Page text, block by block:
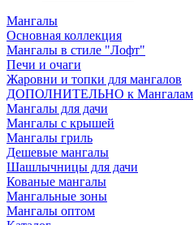
Мангалы
Основная коллекция
Мангалы в стиле "Лофт"
Печи и очаги
Жаровни и топки для мангалов
ДОПОЛНИТЕЛЬНО к Мангалам
Мангалы для дачи
Мангалы с крышей
Мангалы гриль
Дешевые мангалы
Шашлычницы для дачи
Кованые мангалы
Мангальные зоны
Мангалы оптом